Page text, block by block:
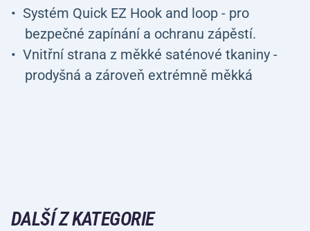
Systém Quick EZ Hook and loop - pro
bezpečné zapínání a ochranu zápěstí.
Vnitřní strana z měkké saténové tkaniny -
prodyšná a zároveň extrémně měkká
DALŠÍ Z KATEGORIE